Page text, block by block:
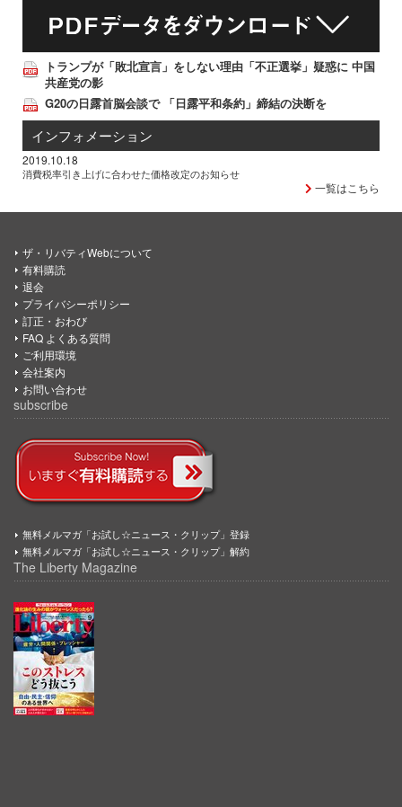
トランプが「敗北宣言」をしない理由「不正選挙」疑惑に 中国
共産党の影
G20の日露首脳会談で 「日露平和条約」締結の決断を
インフォメーション
2019.10.18
消費税率引き上げに合わせた価格改定のお知らせ
一覧はこちら
ザ・リバティWebについて
有料購読
退会
プライバシーポリシー
訂正・おわび
FAQ よくある質問
ご利用環境
会社案内
お問い合わせ
subscribe
無料メルマガ「お試し☆ニュース・クリップ」登録
無料メルマガ「お試し☆ニュース・クリップ」解約
The Liberty Magazine